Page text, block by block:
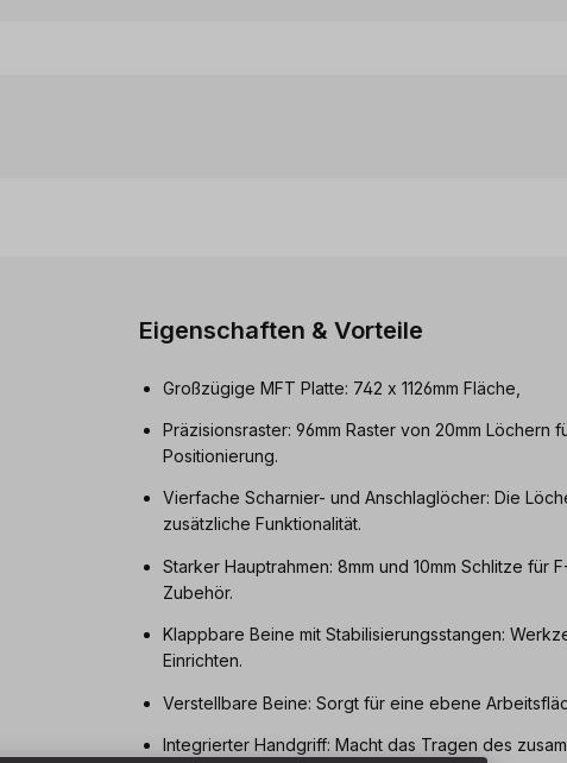
Eigenschaften & Vorteile
Großzügige MFT Platte: 742 x 1126mm Fläche,
Präzisionsraster: 96mm Raster von 20mm Löchern
Positionierung.
Vierfache Scharnier- und Anschlaglöcher: Die
zusätzliche Funktionalität.
Starker Hauptrahmen: 8mm und 10mm Schlitze für
Zubehör.
Klappbare Beine mit Stabilisierungsstangen:
Einrichten.
Verstellbare Beine: Sorgt für eine ebene
Integrierter Handgriff: Macht das Tragen des